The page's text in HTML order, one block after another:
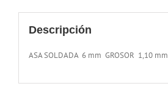
Descripción
ASA SOLDADA 6 mm GROSOR 1,10 mm